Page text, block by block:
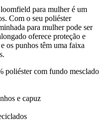
para mulher é um
Com o seu poliéster
para mulher pode ser
oferece proteção e
os punhos têm uma faixa
poliéster com fundo mesclado
e capuz